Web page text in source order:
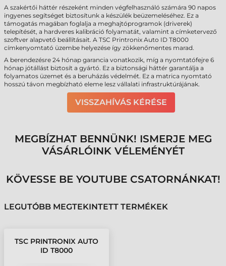
A szakértői háttér részeként minden végfelhasználó számára 90 napos
ingyenes segítséget biztosítunk a készülék beüzemeléséhez. Ez a
támogatás magában foglalja a meghajtóprogramok (driverek)
telepítését, a hardveres kalibráció folyamatát, valamint a címketervező
szoftver alapvető beállításait. A TSC Printronix Auto ID T8000
címkenyomtató üzembe helyezése így zökkenőmentes marad.
A berendezésre 24 hónap garancia vonatkozik, míg a nyomtatófejre 6
hónap jótállást biztosít a gyártó. Ez a biztonsági háttér garantálja a
folyamatos üzemet és a beruházás védelmét. Ez a matrica nyomtató
hosszú távon megbízható eleme lesz vállalati infrastruktúrájának.
VISSZAHÍVÁS KÉRÉSE
MEGBÍZHAT BENNÜNK! ISMERJE MEG
VÁSÁRLÓINK VÉLEMÉNYÉT
KÖVESSE BE YOUTUBE CSATORNÁNKAT!
LEGUTÓBB MEGTEKINTETT TERMÉKEK
TSC PRINTRONIX AUTO
ID T8000